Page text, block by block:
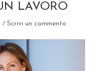
LAVORO
/ Scrivi un commento